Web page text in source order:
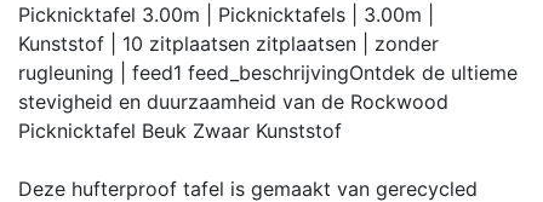
Picknicktafel 3.00m | Picknicktafels | 3.00m |
Kunststof | 10 zitplaatsen zitplaatsen | zonder
rugleuning |
feed1 feed_beschrijvingOntdek de ultieme
stevigheid en duurzaamheid van de Rockwood
Picknicktafel Beuk Zwaar Kunststof
Deze hufterproof tafel is gemaakt van gerecycled